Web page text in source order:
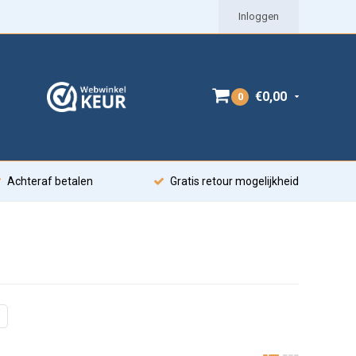
Inloggen
0 €0,00
Achteraf betalen Gratis retour mogelijkheid